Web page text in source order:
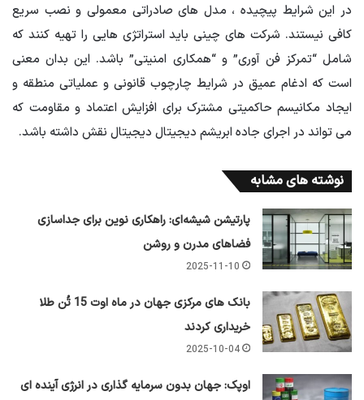
در این شرایط پیچیده ، مدل های صادراتی معمولی و نصب سریع
کافی نیستند. شرکت های چینی باید استراتژی هایی را تهیه کنند که
شامل “تمرکز فن آوری” و “همکاری امنیتی” باشد. این بدان معنی
است که ادغام عمیق در شرایط چارچوب قانونی و عملیاتی منطقه و
ایجاد مکانیسم حاکمیتی مشترک برای افزایش اعتماد و مقاومت که
می تواند در اجرای جاده ابریشم دیجیتال دیجیتال نقش داشته باشد.
نوشته های مشابه
پارتیشن شیشه‌ای: راهکاری نوین برای جداسازی
فضاهای مدرن و روشن
2025-11-10
بانک های مرکزی جهان در ماه اوت 15 تُن طلا
خریداری کردند
2025-10-04
اوپک: جهان بدون سرمایه گذاری در انرژی آینده ای